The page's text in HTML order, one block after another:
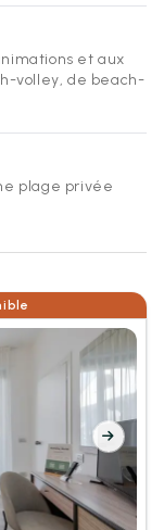
et aux
volley, de beach-
plage privée